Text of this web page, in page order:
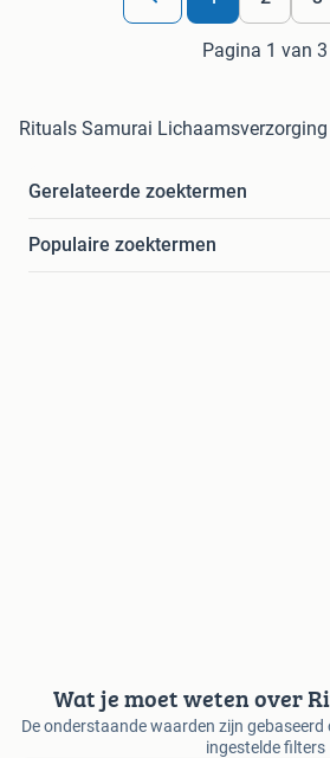
Pagina 1 van 3
Rituals Samurai Lichaamsverzorging
Gerelateerde zoektermen
Populaire zoektermen
Wat je moet weten over
De onderstaande waarden zijn
ingestelde filters